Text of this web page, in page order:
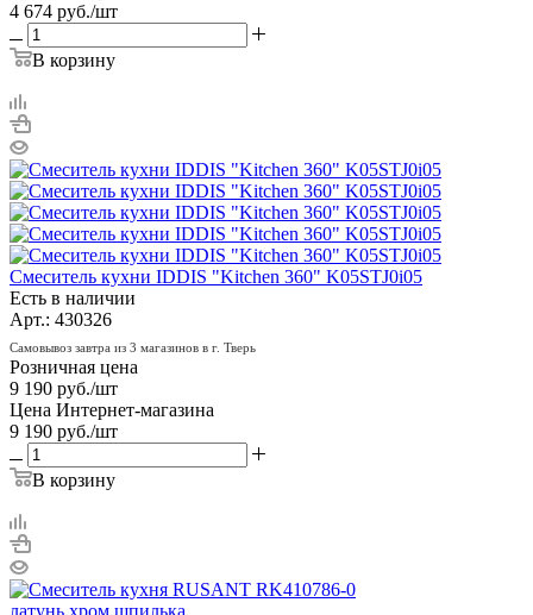
4 674 руб./шт
В корзину
Смеситель кухни IDDIS "Kitchen 360" K05STJ0i05
Есть в наличии
Арт.: 430326
Самовывоз завтра из 3 магазинов в г. Тверь
Розничная цена
9 190 руб./шт
Цена Интернет-магазина
9 190 руб./шт
В корзину